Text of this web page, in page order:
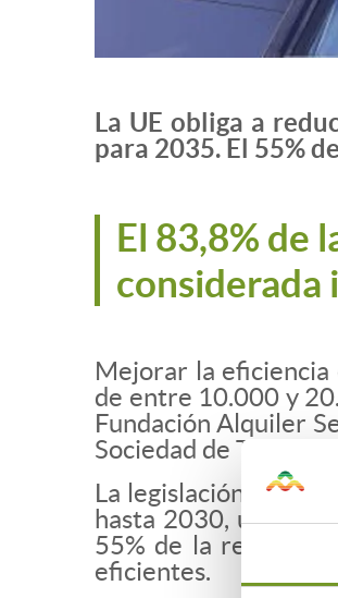
La UE obliga a
para 2035. El 55%
El 83,8% de
considerada
Mejorar la eficiencia
de entre 10.000 y
Fundación Alquiler
Sociedad de
La legislación
hasta 2030, un
55% de la
eficientes.